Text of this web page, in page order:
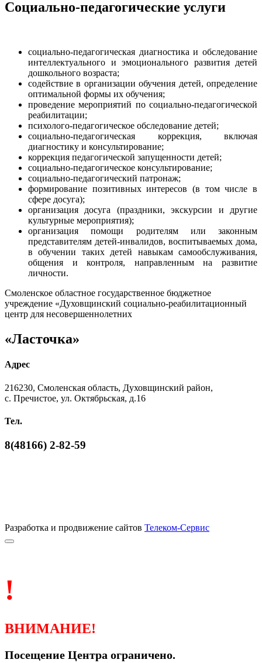
Социально-педагогические услуги
социально-педагогическая диагностика и обследование
интеллектуального и эмоционального развития детей
дошкольного возраста;
содействие в организации обучения детей, определение
оптимальной формы их обучения;
проведение мероприятий по социально-педагогической
реабилитации;
психолого-педагогическое обследование детей;
социально-педагогическая коррекция, включая
диагностику и консультирование;
коррекция педагогической запущенности детей;
социально-педагогическое консультирование;
социально-педагогический патронаж;
формирование позитивных интересов (в том числе в
сфере досуга);
организация досуга (праздники, экскурсии и другие
культурные мероприятия);
организация помощи родителям или законным
представителям детей-инвалидов, воспитываемых дома,
в обучении таких детей навыкам самообслуживания,
общения и контроля, направленным на развитие
личности.
Смоленское областное государственное бюджетное
учреждение «Духовщинский социально-реабилитационный
центр для несовершеннолетних
«Ласточка»
Адрес
216230, Смоленская область, Духовщинский район,
с. Пречистое, ул. Октябрьская, д.16
Тел.
8(48166) 2-82-59
Разработка и продвижение сайтов Телеком-Сервис
!
ВНИМАНИЕ!
Посещение Центра ограничено.